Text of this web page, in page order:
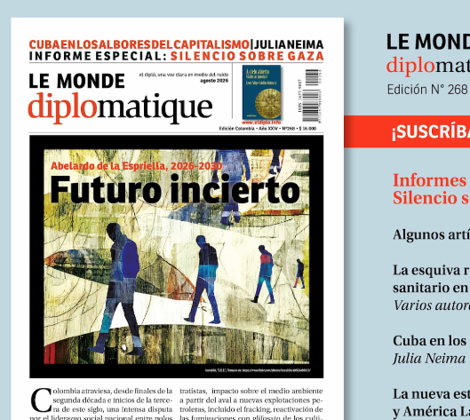
El fin del Bloque Hegemónico
el comienzo del Pacto Histórico
Aborda este artículo un breve análisis sobre la coyuntura política en
decisiones en política económica que deberá asumir el nuevo gobierno
funciones el 7 de agosto...
Libros reseñados